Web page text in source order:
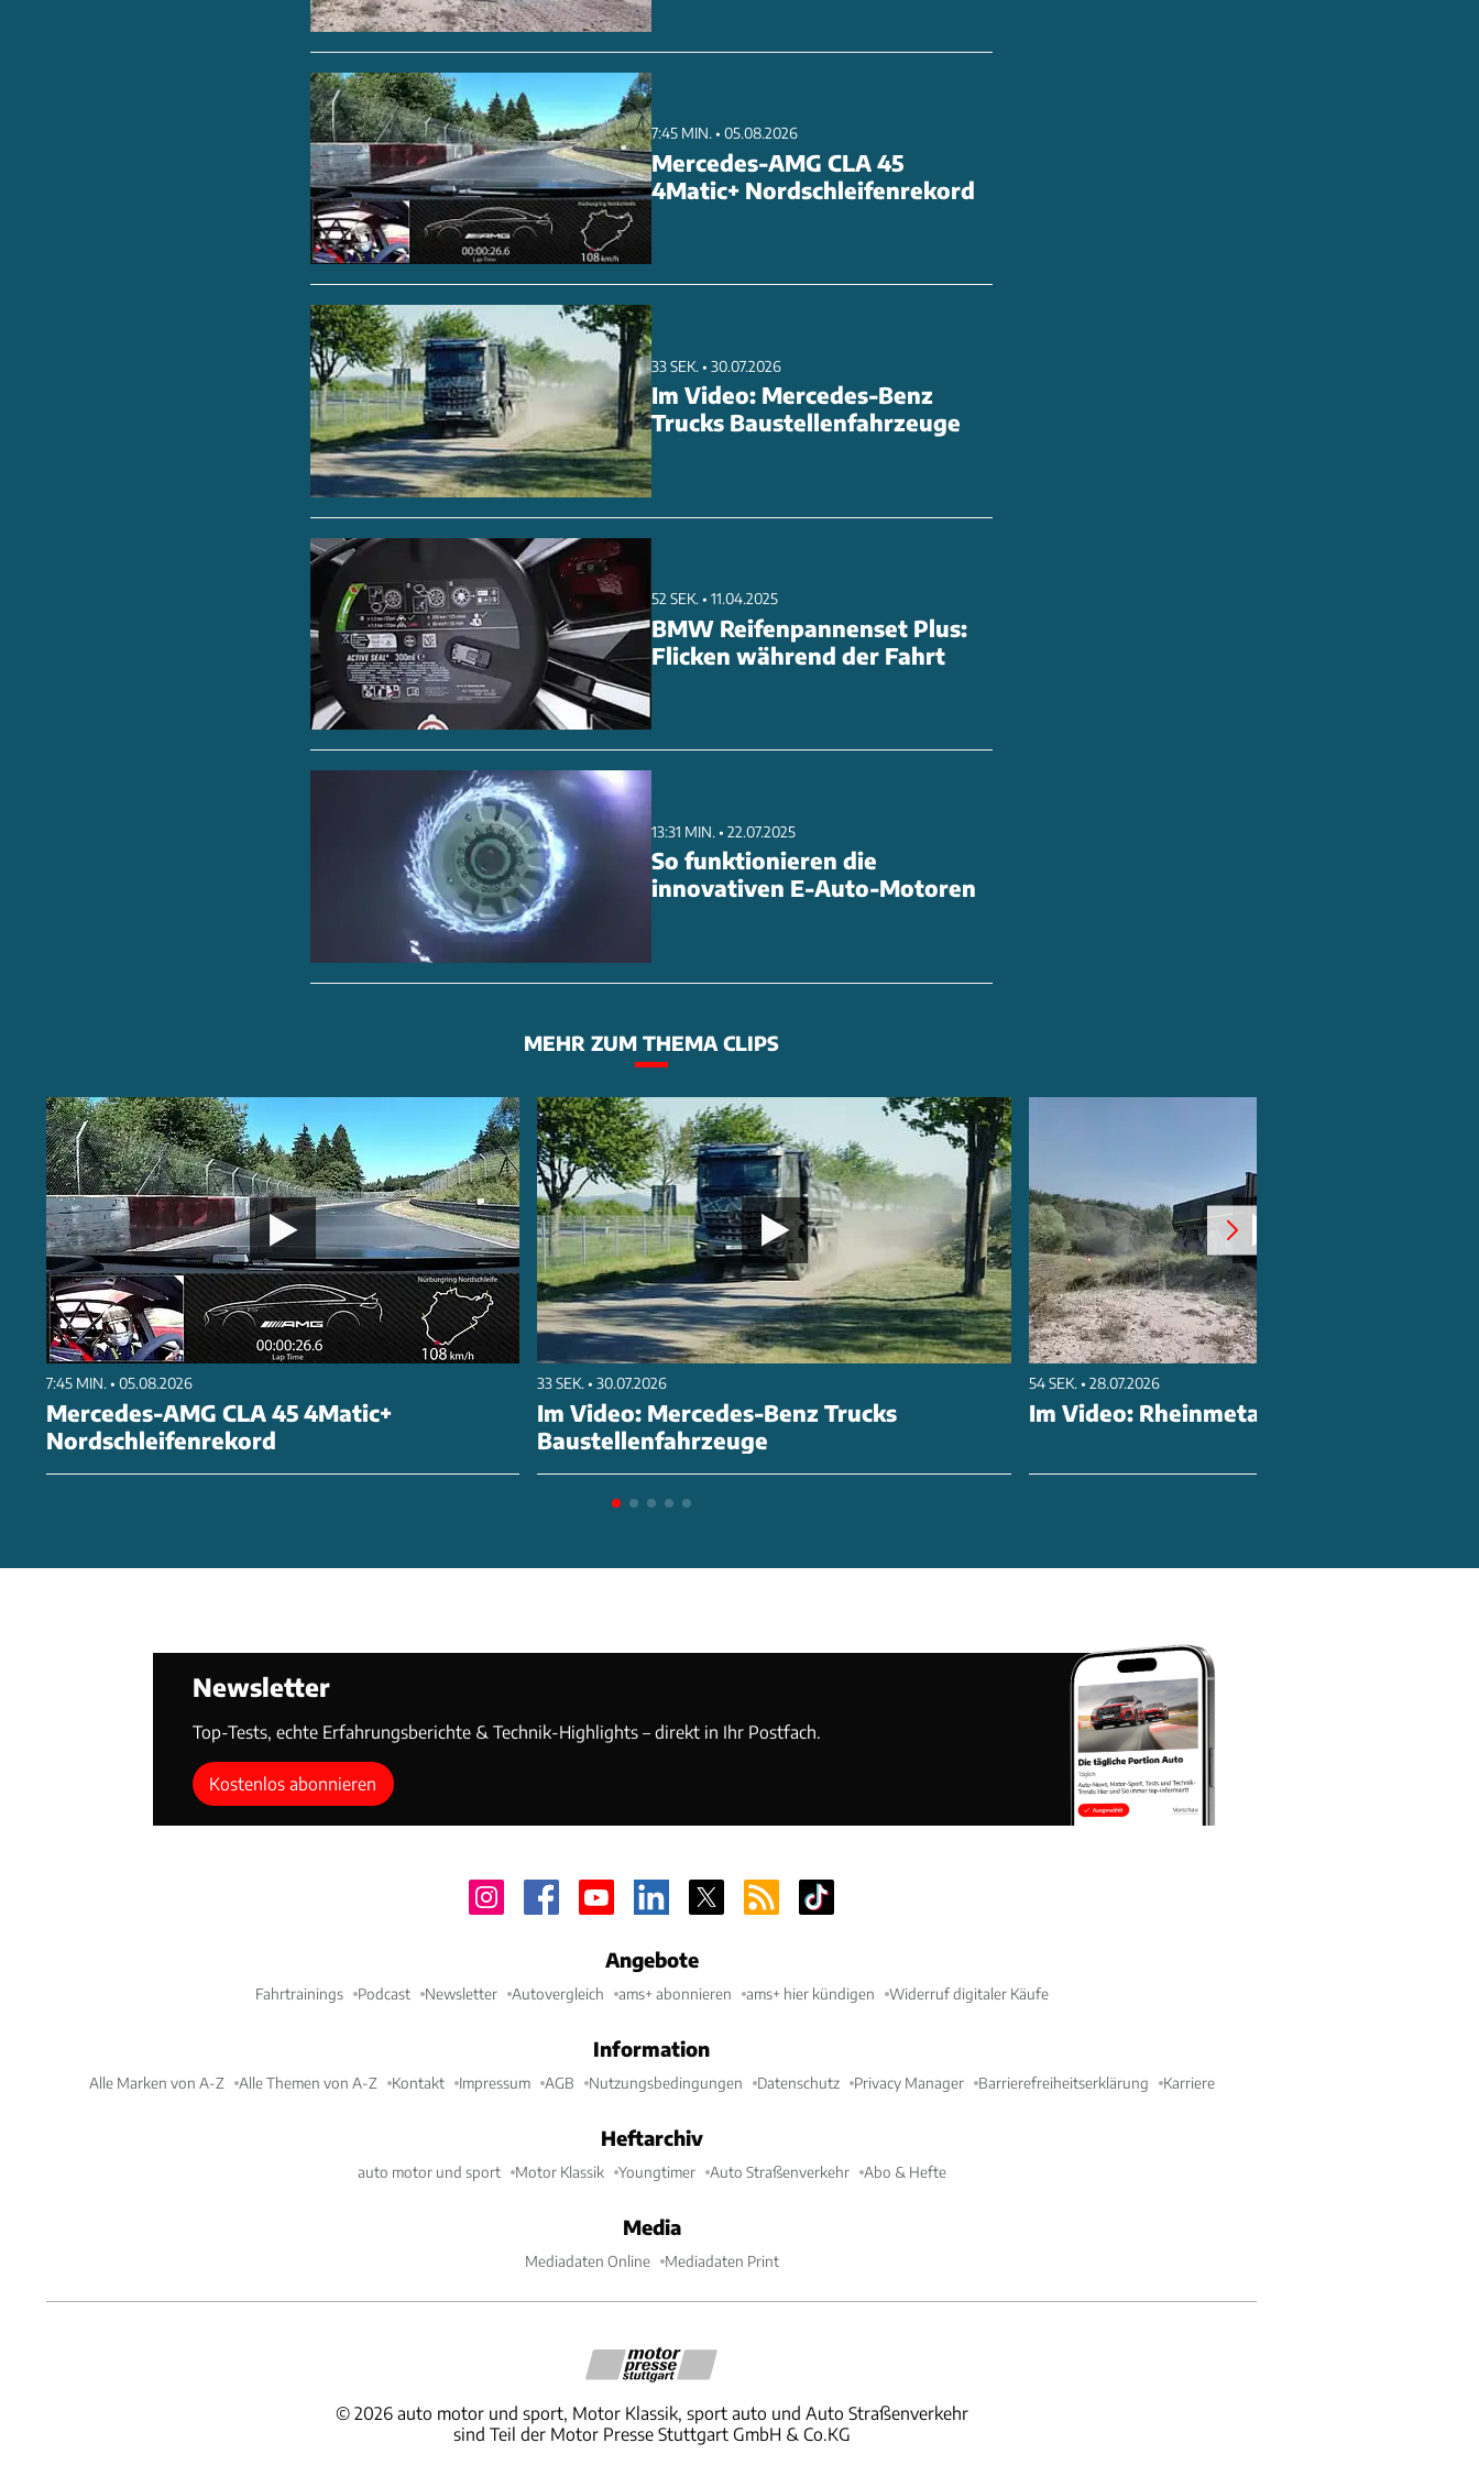
vorne mitmischen kann. Ein besonderer Fokus liegt auch auf den
Reifenstrategien, die im Rennen
7:45 MIN. • 05.08.2026
Mercedes-AMG CLA 45
4Matic+ Nordschleifenrekord
33 SEK. • 30.07.2026
Im Video: Mercedes-Benz
Trucks Baustellenfahrzeuge
52 SEK. • 11.04.2025
BMW Reifenpannenset Plus:
Flicken während der Fahrt
13:31 MIN. • 22.07.2025
So funktionieren die
innovativen E-Auto-Motoren
MEHR ZUM THEMA CLIPS
7:45 MIN. • 05.08.2026
Mercedes-AMG CLA 45 4Matic+
Nordschleifenrekord
33 SEK. • 30.07.2026
Im Video: Mercedes-Benz Trucks
Baustellenfahrzeuge
54 SEK. • 28.07.2026
Im Video: Rheinmetall HX Trucks
Newsletter
Top-Tests, echte Erfahrungsberichte & Technik-Highlights – direkt in Ihr Postfach.
Kostenlos abonnieren
Angebote
Fahrtrainings Podcast Newsletter Autovergleich ams+ abonnieren ams+ hier kündigen Widerruf digitaler Käufe
Information
Alle Marken von A-Z Alle Themen von A-Z Kontakt Impressum AGB Nutzungsbedingungen Datenschutz Privacy Manager Barrierefreiheitserklärung Karriere
Heftarchiv
auto motor und sport Motor Klassik Youngtimer Auto Straßenverkehr Abo & Hefte
Media
Mediadaten Online Mediadaten Print
© 2026 auto motor und sport, Motor Klassik, sport auto und Auto Straßenverkehr
sind Teil der Motor Presse Stuttgart GmbH & Co.KG